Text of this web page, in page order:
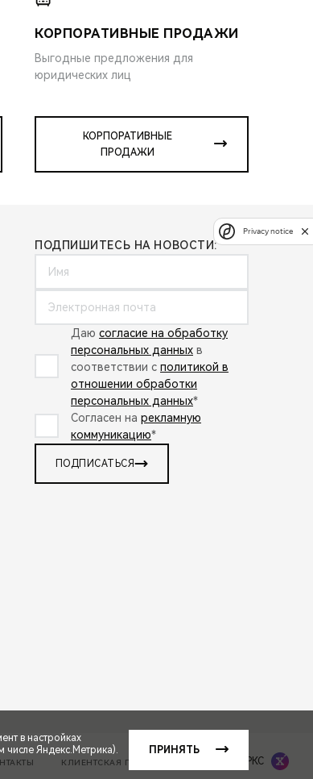
КОРПОРАТИВНЫЕ ПРОДАЖИ
Выгодные предложения для
юридических лиц
КОРПОРАТИВНЫЕ
ПРОДАЖИ
ПОДПИШИТЕСЬ НА НОВОСТИ:
Даю согласие на обработку
персональных данных в
соответствии с политикой в
отношении обработки
персональных данных*
Согласен на рекламную
коммуникацию*
ПОДПИСАТЬСЯ
КЛИЕНТСКАЯ ПОДДЕРЖКА Сделано в ПЕРКС
в настройках
числе Яндекс.Метрика).
ПРИНЯТЬ
Privacy notice